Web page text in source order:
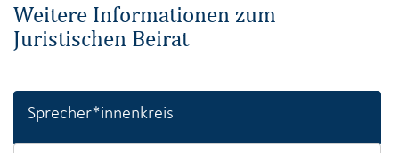
Weitere Informationen zum
Juristischen Beirat
Sprecher*innenkreis